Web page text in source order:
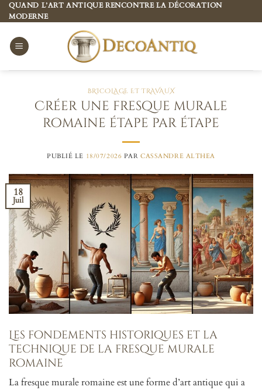
Passer
au
contenu
QUAND L’ART ANTIQUE RENCONTRE LA DÉCORATION
MODERNE
BRICOLAGE ET TRAVAUX
Créer une fresque murale
romaine étape par étape
PUBLIÉ LE 18/07/2026 PARCASSANDRE ALTHEA
18
Juil
Les fondements historiques et la
technique de la fresque murale
romaine
La fresque murale romaine est une forme d’art antique qui a